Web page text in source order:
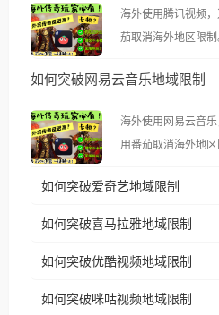
海外使用腾讯视频
茄取消海外地区限制。 当在海外打开腾讯视频，
示语。 海外用户如香港、澳门、台湾、美国、加拿
像其他音乐平台一
仅能在中国大陆地区播放。 遇到这个问
台湾、美国、加拿
权限制所困扰。
如何突破网易云音乐地域限制
海外使用网易云音
用番茄取消海外地区限制。 当在海外
播放”的提示语。 海外用户如香港、澳门、台湾、美
制问题，且仅能在中国大陆
户收听网易云音乐
如何突破爱奇艺地域限制
如何突破喜马拉雅地域限制
如何突破优酷视频地域限制
如何突破咪咕视频地域限制